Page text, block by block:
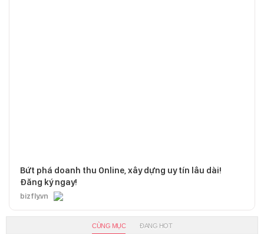
Bứt phá doanh thu Online, xây dựng uy tín lâu dài!
Đăng ký ngay!
bizfly.vn
CÙNG MỤC ĐANG HOT